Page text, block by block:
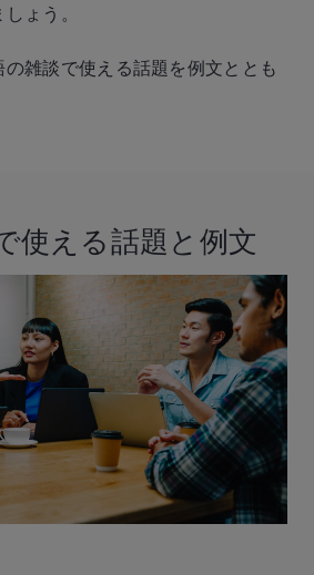
ょう。
雑談で使える話題を例文ととも
使える話題と例文